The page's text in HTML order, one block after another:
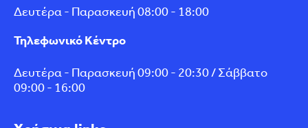
Δευτέρα - Παρασκευή 08:00 - 18:00
Τηλεφωνικό Κέντρο
Δευτέρα - Παρασκευή 09:00 - 20:30 / Σάββατο
09:00 - 16:00